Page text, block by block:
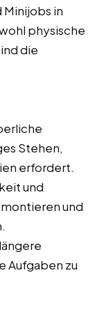
in
physische
die
Stehen,
erfordert.
und
und
Aufgaben zu